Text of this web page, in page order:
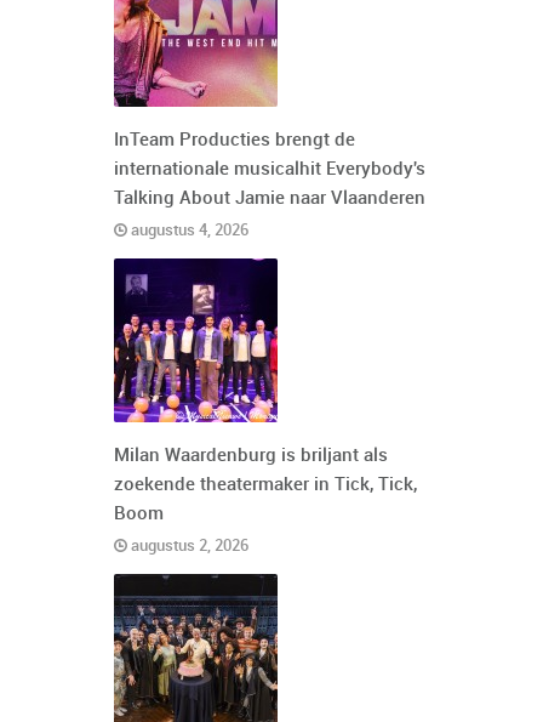
InTeam Producties brengt de
internationale musicalhit Everybody's
Talking About Jamie naar Vlaanderen
augustus 4, 2026
Milan Waardenburg is briljant als
zoekende theatermaker in Tick, Tick,
Boom
augustus 2, 2026